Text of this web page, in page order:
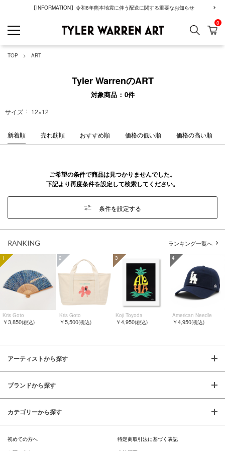
【INFORMATION】令和8年熊本地震に伴う配送に関する重要なお知らせ
GREENROOM
検索 カ
0
TOP ART
Tyler WarrenのART
対象商品 0件
サイズ 12×12
新着順 売れ筋順 おすすめ順 価格の低い順 価格の高い順
ご希望の条件で商品は見つかりませんでした。
下記より再度条件を設定して検索してください。
条件を設定する
RANKING ランキング一覧へ
1
Kris Goto
￥3,850(税込)
2
Kris Goto
￥5,500(税込)
3
Koji Toyoda
￥4,950(税込)
4
American Needle
￥4,950(税込)
アーティストから探す
ブランドから探す
カテゴリーから探す
初めての方へ
特定商取引法に基づく表記